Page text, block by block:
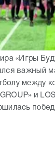
«Игры
важный
между
и